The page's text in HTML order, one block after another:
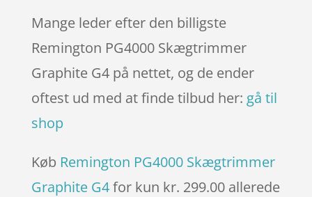
Mange leder efter den billigste
Remington PG4000 Skægtrimmer
Graphite G4 på nettet, og de ender
oftest ud med at finde tilbud her: gå til
shop
Køb Remington PG4000 Skægtrimmer
Graphite G4for kun kr. 299.00 allerede